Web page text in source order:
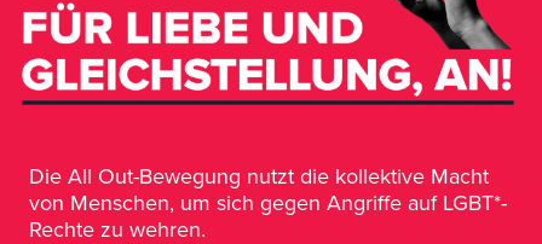
Die All Out-Bewegung nutzt die kollektive Macht
von Menschen, um sich gegen Angriffe auf LGBT*-
Rechte zu wehren.